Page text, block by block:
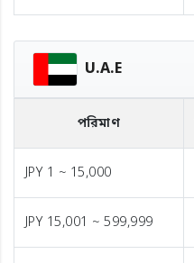
U.A.E
পরিমাণ
JPY 1 ~ 15,000
JPY 15,001 ~ 599,999